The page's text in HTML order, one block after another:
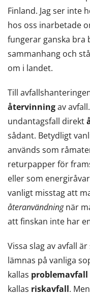
Finland. Jag ser inte
hos oss inarbetade
fungerar ganska bra
sammanhang och
om i landet.
Till
återvinningav
undantagsfall direkt
sådant. Betydligt
används som
returpapper för
eller som
vanligt misstag att
återanvändningnär
att finskan inte har
Vissa slag av avfall
lämnas på vanliga
kallas problemavfall
kallas riskavfall.